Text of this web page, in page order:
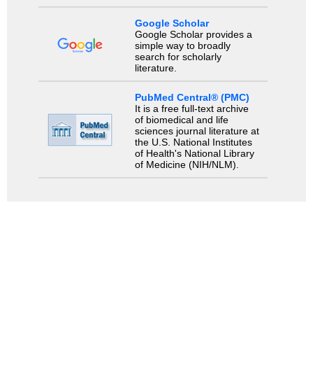
Google Scholar
Google Scholar provides a
simple way to broadly
search for scholarly
literature.
PubMed Central® (PMC)
It is a free full-text archive
of biomedical and life
sciences journal literature at
the U.S. National Institutes
of Health's National Library
of Medicine (NIH/NLM).